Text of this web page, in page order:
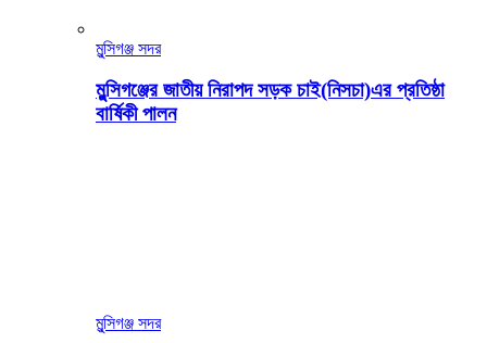
মুন্সিগঞ্জ সদর
মুন্সিগঞ্জের জাতীয় নিরাপদ সড়ক চাই(নিসচা)এর প্রতিষ্ঠা
বার্ষিকী পালন
মুন্সিগঞ্জ সদর